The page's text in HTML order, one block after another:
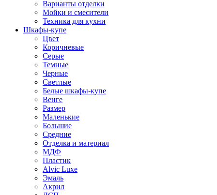
Варианты отделки
Мойки и смесители
Техника для кухни
Шкафы-купе
Цвет
Коричневые
Серые
Темные
Черные
Светлые
Белые шкафы-купе
Венге
Размер
Маленькие
Большие
Средние
Отделка и материал
МДФ
Пластик
Alvic Luxe
Эмаль
Акрил